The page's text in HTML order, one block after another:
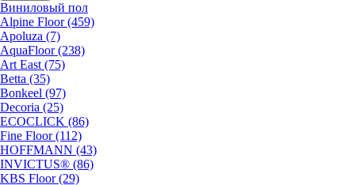
Виниловый пол
Alpine Floor (459)
Apoluza (7)
AquaFloor (238)
Art East (75)
Betta (35)
Bonkeel (97)
Decoria (25)
ECOCLICK (86)
Fine Floor (112)
HOFFMANN (43)
INVICTUS® (86)
KBS Floor (29)